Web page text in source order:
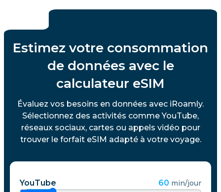
Estimez votre consommation
de données avec le
calculateur eSIM
Évaluez vos besoins en données avec iRoamly.
Sélectionnez des activités comme YouTube,
réseaux sociaux, cartes ou appels vidéo pour
trouver le forfait eSIM adapté à votre voyage.
YouTube 60 min/jour